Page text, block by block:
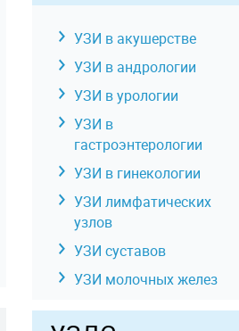
УЗИ в акушерстве
УЗИ в андрологии
УЗИ в урологии
УЗИ в
гастроэнтерологии
УЗИ в гинекологии
УЗИ лимфатических
узлов
УЗИ суставов
УЗИ молочных желез
УЗИ отдельных органов,